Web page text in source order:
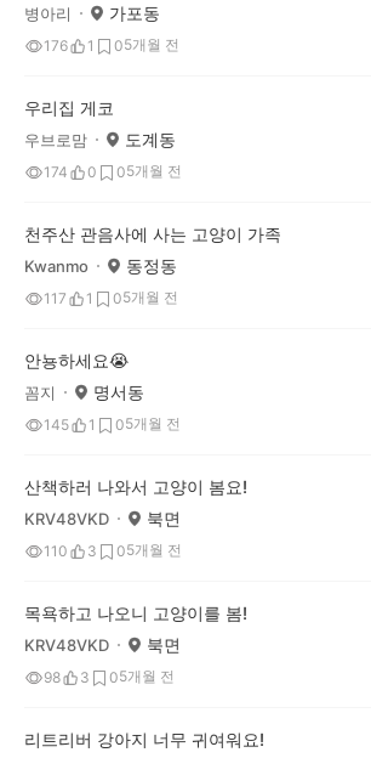
병아리 가포동
176 1 05개월 전
우리집 게코
우브로맘 도계동
174 0 05개월 전
천주산 관음사에 사는 고양이 가족
Kwanmo 동정동
117 1 05개월 전
안뇽하세요😭
꼼지 명서동
145 1 05개월 전
산책하러 나와서 고양이 봄요!
KRV48VKD 북면
110 3 05개월 전
목욕하고 나오니 고양이를 봄!
KRV48VKD 북면
98 3 05개월 전
리트리버 강아지 너무 귀여워요!